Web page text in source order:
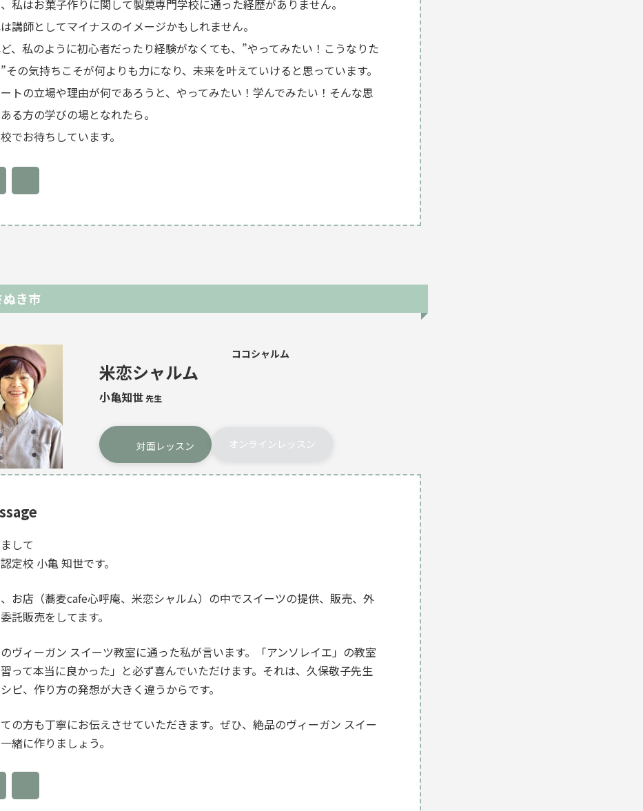
私はお菓子作りに関して製菓専門学校に通った経歴がありません。
講師としてマイナスのイメージかもしれません。⁡
、私のように初心者だったり経験がなくても、”やってみたい！こうなりた
その気持ちこそが何よりも力になり、未来を叶えていけると思っています。⁡
トの立場や理由が何であろうと、やってみたい！学んでみたい！そんな思
る方の学びの場となれたら。
でお待ちしています。
き市
ココシャルム
米恋シャルム
小亀知世 先生
対面レッスン オンラインレッスン
して
定校 小亀 知世です。
お店（蕎麦cafe心呼庵、米恋シャルム）の中でスイーツの提供、販売、外
託販売をしてます。
ヴィーガン スイーツ教室に通った私が言います。「アンソレイエ」の教室
って本当に良かった」と必ず喜んでいただけます。それは、久保敬子先生
ピ、作り方の発想が大きく違うからです。
の方も丁寧にお伝えさせていただきます。ぜひ、絶品のヴィーガン スイー
緒に作りましょう。